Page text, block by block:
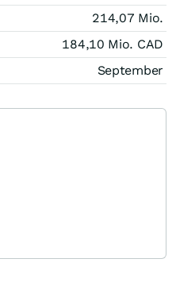
214,07 Mio.
184,10 Mio. CAD
September